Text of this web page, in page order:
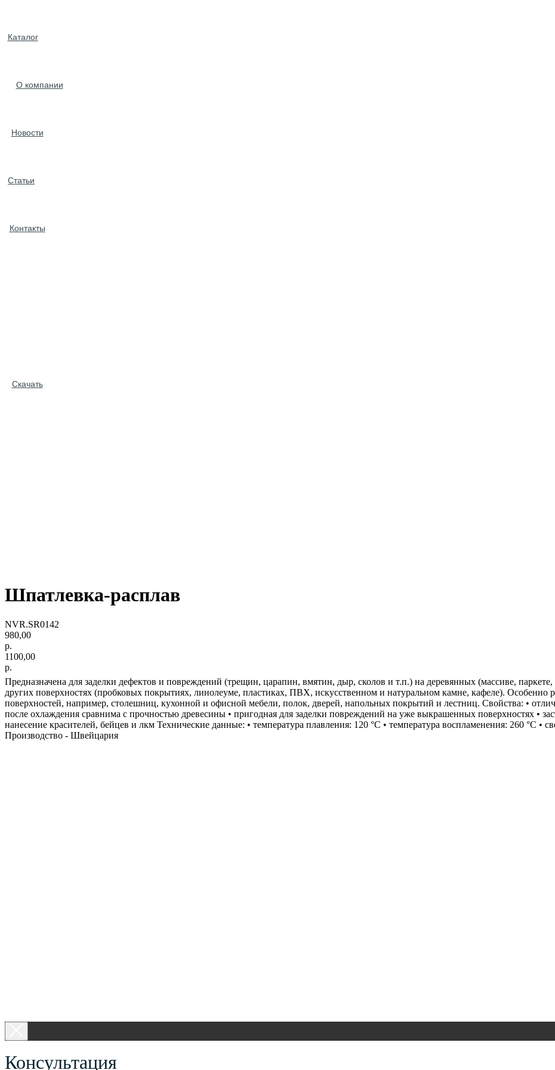
Каталог
О компании
Новости
Статьи
Контакты
Скачать
Шпатлевка-расплав
NVR.SR0142
980,00
р.
1100,00
р.
Предназначена для заделки дефектов и повреждений (трещин, царапин, вмятин, дыр, сколов и т.п.) на деревянных (массиве,
других поверхностях (пробковых покрытиях, линолеуме, пластиках, ПВХ, искусственном и натуральном камне, кафеле). Особенно
поверхностей, например, столешниц, кухонной и офисной мебели, полок, дверей, напольных покрытий и лестниц. Свойства: •
после охлаждения сравнима с прочностью древесины • пригодная для заделки повреждений на уже выкрашенных поверхностях •
нанесение красителей, бейцев и лкм Технические данные: • температура плавления: 120 °С • температура воспламенения: 260 °С •
Производство - Швейцария
Консультация